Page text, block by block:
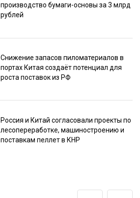
производство бумаги-основы за 3 млрд
рублей
Снижение запасов пиломатериалов в
портах Китая создаёт потенциал для
роста поставок из РФ
Россия и Китай согласовали проекты по
лесопереработке, машиностроению и
поставкам пеллет в КНР